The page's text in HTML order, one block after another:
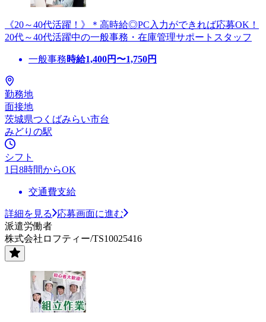
《20～40代活躍！》＊高時給◎PC入力ができれば応募OK！
20代～40代活躍中の一般事務・在庫管理サポートスタッフ
一般事務時給1,400円〜1,750円
勤務地
面接地
茨城県つくばみらい市台
みどりの駅
シフト
1日8時間からOK
交通費支給
詳細を見る
応募画面に進む
派遣労働者
株式会社ロフティー/TS10025416